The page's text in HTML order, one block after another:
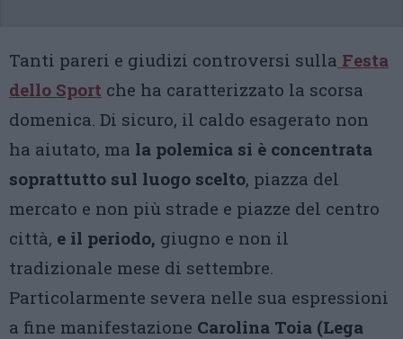
Tanti pareri e giudizi controversi sulla Festa
dello Sport che ha caratterizzato la scorsa
domenica. Di sicuro, il caldo esagerato non
ha aiutato, ma la polemica si è concentrata
soprattutto sul luogo scelto, piazza del
mercato e non più strade e piazze del centro
città, e il periodo, giugno e non il
tradizionale mese di settembre.
Particolarmente severa nelle sua espressioni
a fine manifestazione Carolina Toia (Lega